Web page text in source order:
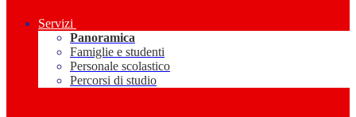
Servizi
Panoramica
Famiglie e studenti
Personale scolastico
Percorsi di studio